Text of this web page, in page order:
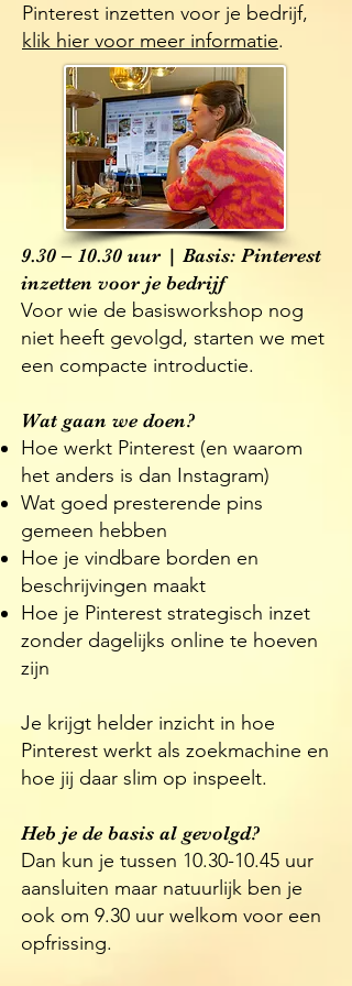
Pinterest inzetten voor je bedrijf,
klik hier voor meer informatie.
​​9.30 – 10.30 uur | Basis: Pinterest
inzetten voor je bedrijf
Voor wie de basisworkshop nog
niet heeft gevolgd, starten we met
een compacte introductie.
Wat gaan we doen?
Hoe werkt Pinterest (en waarom
het anders is dan Instagram)
Wat goed presterende pins
gemeen hebben
Hoe je vindbare borden en
beschrijvingen maakt
Hoe je Pinterest strategisch inzet
zonder dagelijks online te hoeven
zijn
Je krijgt helder inzicht in hoe
Pinterest werkt als zoekmachine en
hoe jij daar slim op inspeelt.
Heb je de basis al gevolgd?
Dan kun je tussen 10.30-10.45 uur
aansluiten maar natuurlijk ben je
ook om 9.30 uur welkom voor een
opfrissing.